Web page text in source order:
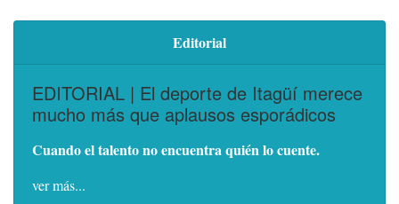
Editorial
EDITORIAL | El deporte de Itagüí merece
mucho más que aplausos esporádicos
Cuando el talento no encuentra quién lo cuente.
ver más...